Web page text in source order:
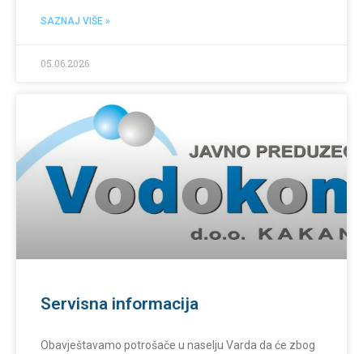
SAZNAJ VIŠE »
05.06.2026
Servisna informacija
Obavještavamo potrošače u naselju Varda da će zbog